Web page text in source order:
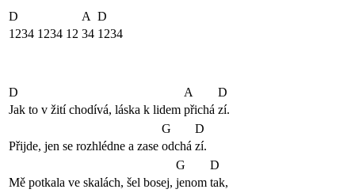
D A D
1234 1234 12 34 1234
D A
D
Jak to v žití chodívá, láska k lidem přichá zí.
G
D
Přijde, jen se rozhlédne a zase odchá zí.
G
D
Mě potkala ve skalách, šel bosej, jenom tak,